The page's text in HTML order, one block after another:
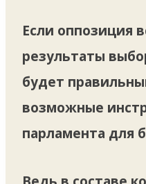
Если оппозиция
результаты
будет
возможные
парламента для